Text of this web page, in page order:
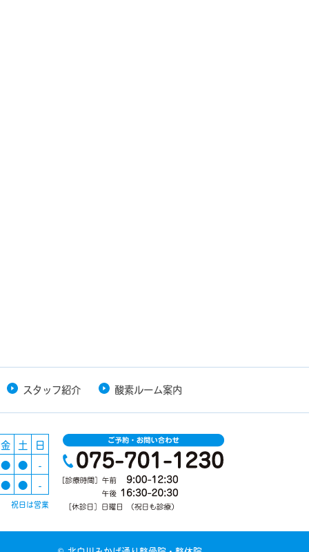
スタッフ紹介 酸素ルーム案内
金 土
日
● ●
-
● ● -
祝日は営業